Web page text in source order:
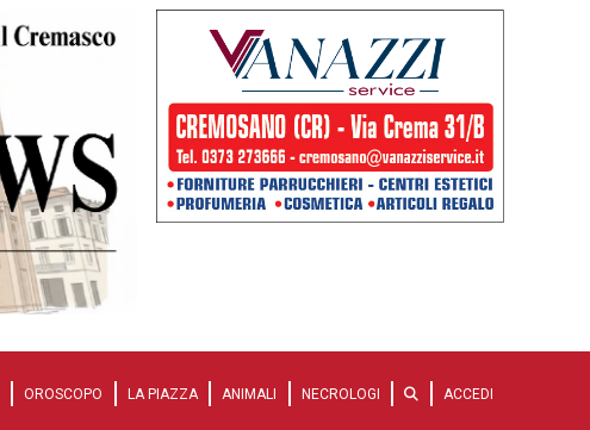
OROSCOPO LA PIAZZA ANIMALI NECROLOGI ACCEDI